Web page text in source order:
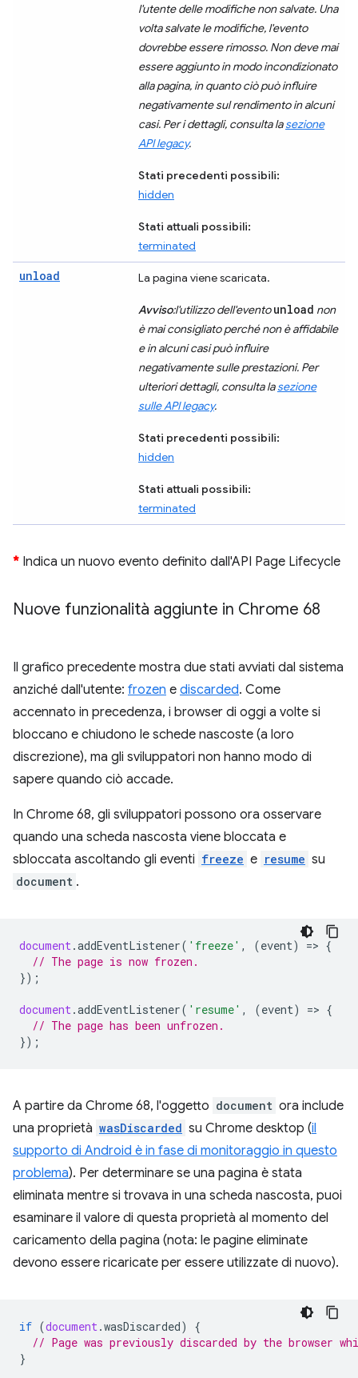
l'utente delle modifiche non salvate. Una
volta salvate le modifiche, l'evento
dovrebbe essere rimosso. Non deve mai
essere aggiunto in modo incondizionato
alla pagina, in quanto ciò può influire
negativamente sul rendimento in alcuni
casi. Per i dettagli, consulta lasezione
API legacy.
Stati precedenti possibili:
hidden
Stati attuali possibili:
terminated
unload La pagina viene scaricata.
Avviso:l'utilizzo dell'eventounload non
è mai consigliato perché non è affidabile
e in alcuni casi può influire
negativamente sulle prestazioni. Per
ulteriori dettagli, consulta lasezione
sulle API legacy.
Stati precedenti possibili:
hidden
Stati attuali possibili:
terminated
* Indica un nuovo evento definito dall'API Page Lifecycle
Nuove funzionalità aggiunte in Chrome 68
Il grafico precedente mostra due stati avviati dal sistema
anziché dall'utente: frozen e discarded. Come
accennato in precedenza, i browser di oggi a volte si
bloccano e chiudono le schede nascoste (a loro
discrezione), ma gli sviluppatori non hanno modo di
sapere quando ciò accade.
In Chrome 68, gli sviluppatori possono ora osservare
quando una scheda nascosta viene bloccata e
sbloccata ascoltando gli eventi freeze e resume su
document .
document .addEventListener( 'freeze' , (event) => {
// The page is now frozen.
});
document .addEventListener( 'resume' , (event) => {
// The page has been unfrozen.
});
A partire da Chrome 68, l'oggetto document ora include
una proprietà wasDiscarded su Chrome desktop (il
supporto di Android è in fase di monitoraggio in questo
problema). Per determinare se una pagina è stata
eliminata mentre si trovava in una scheda nascosta, puoi
esaminare il valore di questa proprietà al momento del
caricamento della pagina (nota: le pagine eliminate
devono essere ricaricate per essere utilizzate di nuovo).
if (document .wasDiscarded)
{
// Page was previously discarded by the browser
}